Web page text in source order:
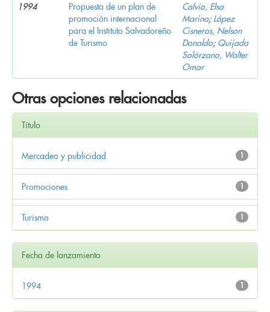
1994
Propuesta de un plan de
promoción internacional
para el Instituto Salvadoreño
de Turismo
Calvio, Elsa
Marina; López
Cisneros, Nelson
Donaldo; Quijada
Solórzano, Walter
Omar
Otras opciones relacionadas
Título
1
Mercadeo y publicidad
1
Promociones
1
Turismo
Fecha de lanzamiento
1
1994